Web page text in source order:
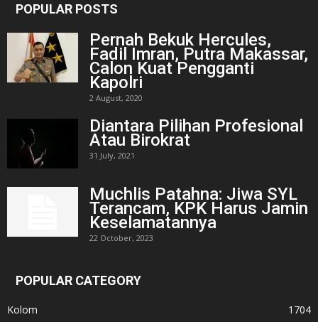
POPULAR POSTS
Pernah Bekuk Hercules,
Fadil Imran, Putra Makassar,
Calon Kuat Pengganti
Kapolri
2 August, 2020
Diantara Pilihan Profesional
Atau Birokrat
31 July, 2021
Muchlis Patahna: Jiwa SYL
Terancam, KPK Harus Jamin
Keselamatannya
22 October, 2023
POPULAR CATEGORY
Kolom 1704